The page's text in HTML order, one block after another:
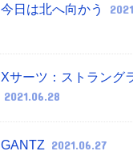
今日は北へ向かう
Xサーツ：ストラング
2021.06.28
GANTZ 2021.06.27